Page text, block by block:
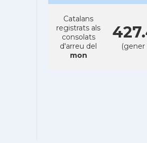
Catalans
registrats als
consolats
d'arreu del
mon
(gener